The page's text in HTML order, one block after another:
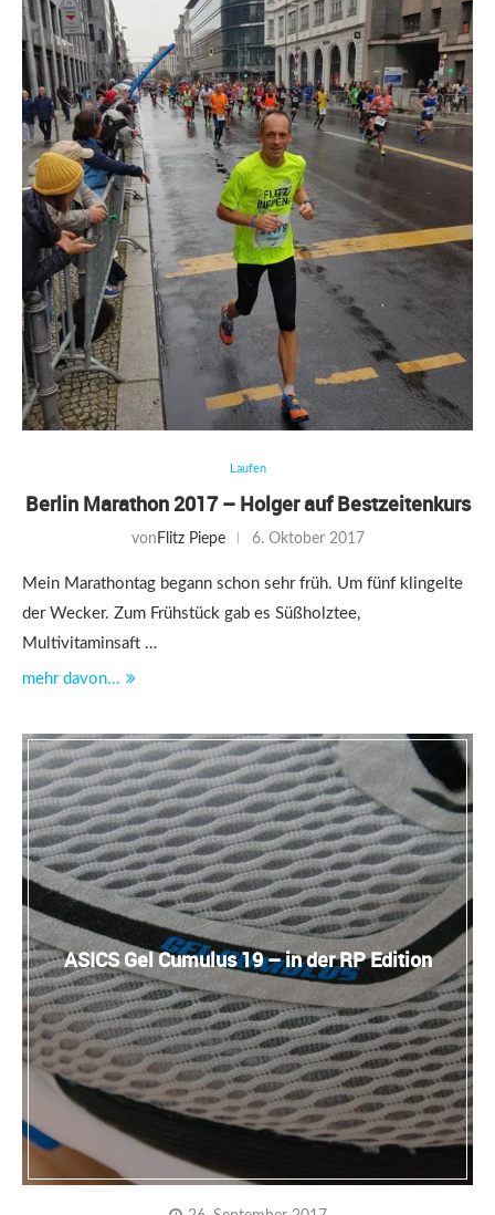
Laufen
Berlin Marathon 2017 – Holger auf Bestzeitenkurs
von Flitz Piepe 6. Oktober 2017
Mein Marathontag begann schon sehr früh. Um fünf klingelte
der Wecker. Zum Frühstück gab es Süßholztee,
Multivitaminsaft …
mehr davon...
ASICS Gel Cumulus 19 – in der RP Edition